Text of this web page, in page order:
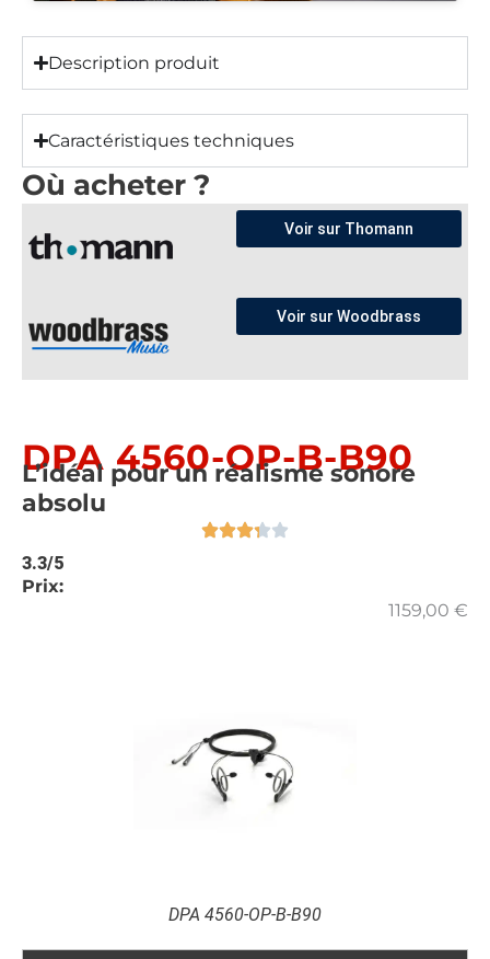
Description produit
Caractéristiques techniques
Où acheter ?
Voir sur Thomann
Voir sur Woodbrass
DPA 4560-OP-B-B90
L’idéal pour un réalisme sonore
absolu
3.3/5
Prix:
1159,00 €
DPA 4560-OP-B-B90